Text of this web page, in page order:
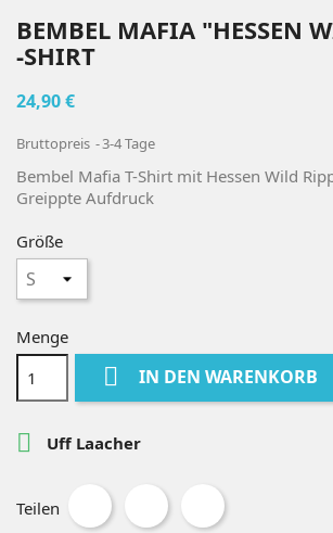
BEMBEL MAFIA "HESSEN
-SHIRT
24,90 €
Bruttopreis 3-4 Tage
Bembel Mafia T-Shirt mit Hessen Wild
Greippte Aufdruck
Größe
Menge
 IN DEN WARENKORB
 Uff Laacher
Teilen